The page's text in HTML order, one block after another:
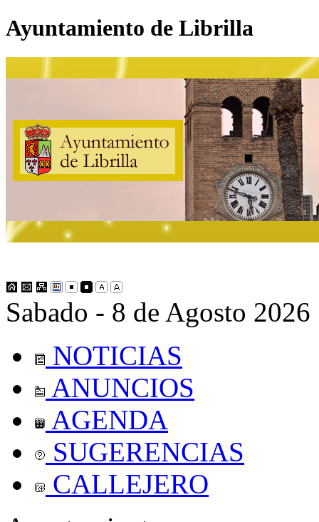
Ayuntamiento de Librilla
Sabado - 8 de Agosto 2026
NOTICIAS
ANUNCIOS
AGENDA
SUGERENCIAS
CALLEJERO